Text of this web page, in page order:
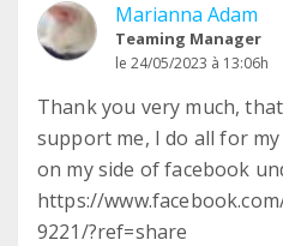
Marianna Adam
Teaming Manager
le 24/05/2023 à 13:06h
Thank you very much,
support me, I do all for
on my side of facebook
https://
9221/?ref=share